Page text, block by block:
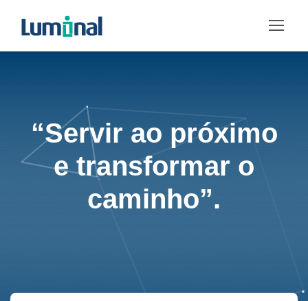
“Servir ao próximo
e transformar o
caminho”.